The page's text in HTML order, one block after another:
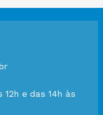
12h e das 14h às